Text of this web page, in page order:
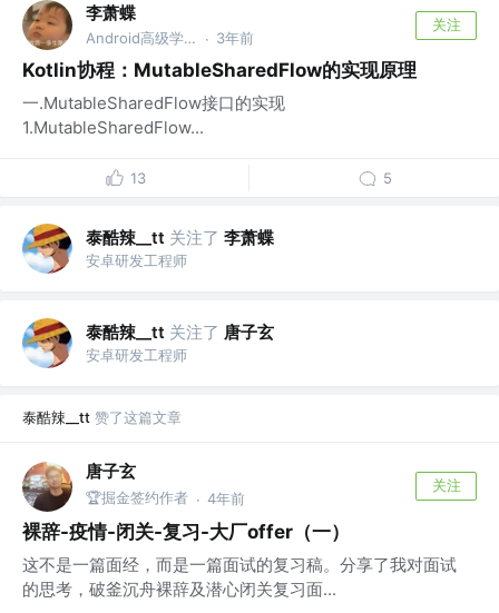
李萧蝶
Android高级学徒 @字节跳动 · 3年前
关注
Kotlin协程：MutableSharedFlow的实现原理
一.MutableSharedFlow接口的实现
1.MutableSharedFlow...
13 5
泰酷辣__tt 关注了 李萧蝶
安卓研发工程师
泰酷辣__tt 关注了 唐子玄
安卓研发工程师
泰酷辣__tt 赞了这篇文章
唐子玄
🏆掘金签约作者 · 4年前
关注
裸辞-疫情-闭关-复习-大厂offer（一）
这不是一篇面经，而是一篇面试的复习稿。分享了我对面试
的思考，破釜沉舟裸辞及潜心闭关复习面...